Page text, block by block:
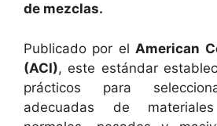
de mezclas.
Publicado por el American
(ACI), este estándar
prácticos para
adecuadas de